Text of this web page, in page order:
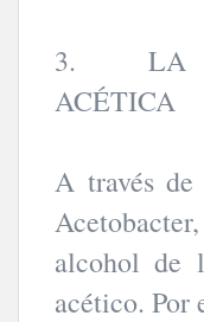
3. LA
ACÉTICA
A través
alcohol de
acético. Por